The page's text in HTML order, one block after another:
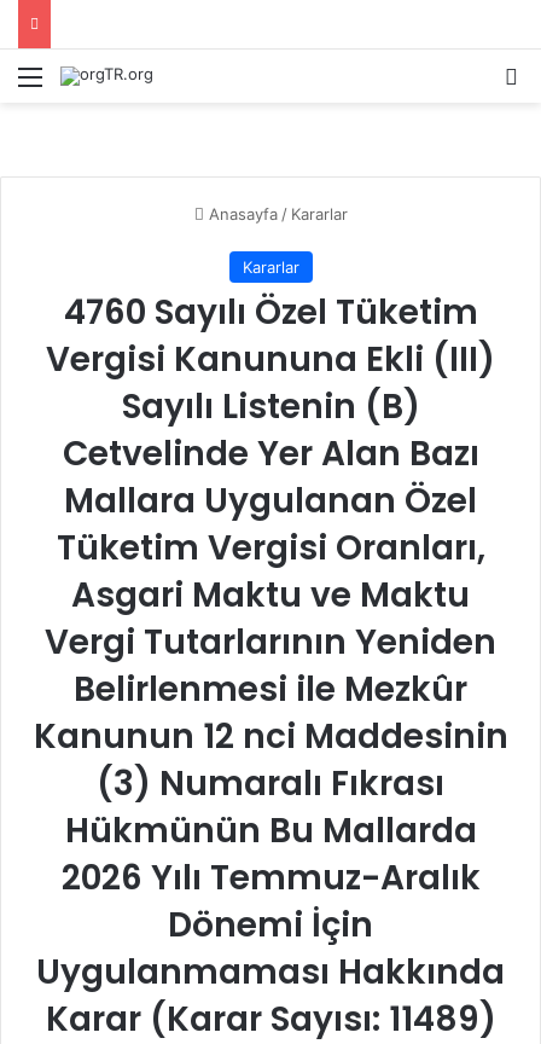
Menü
Anasayfa / Kararlar
Kararlar
4760 Sayılı Özel Tüketim
Vergisi Kanununa Ekli (III)
Sayılı Listenin (B)
Cetvelinde Yer Alan Bazı
Mallara Uygulanan Özel
Tüketim Vergisi Oranları,
Asgari Maktu ve Maktu
Vergi Tutarlarının Yeniden
Belirlenmesi ile Mezkûr
Kanunun 12 nci Maddesinin
(3) Numaralı Fıkrası
Hükmünün Bu Mallarda
2026 Yılı Temmuz-Aralık
Dönemi İçin
Uygulanmaması Hakkında
Karar (Karar Sayısı: 11489)